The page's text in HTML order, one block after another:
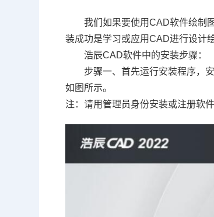
我们如果要使用CAD软件绘制
装成功是学习或应用CAD进行设计
浩辰CAD软件中的安装步骤：
步骤一、首先运行安装程序，
如图所示。
注：请用管理员身份安装或注册软